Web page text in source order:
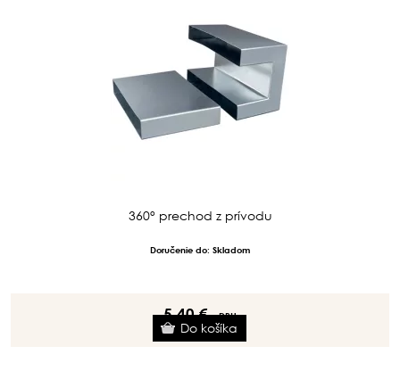
360° prechod z prívodu
Doručenie do: Skladom
5.40 €s DPH